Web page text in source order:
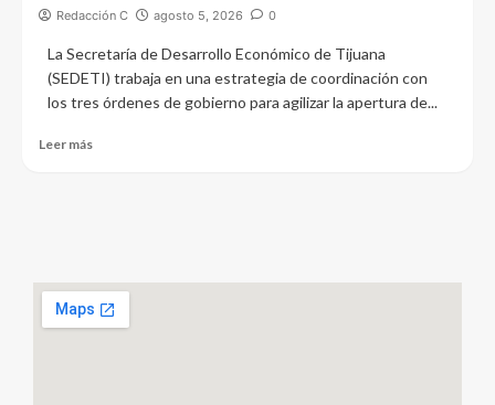
Redacción C agosto 5, 2026 0
La Secretaría de Desarrollo Económico de Tijuana
(SEDETI) trabaja en una estrategia de coordinación con
los tres órdenes de gobierno para agilizar la apertura de...
Leer más